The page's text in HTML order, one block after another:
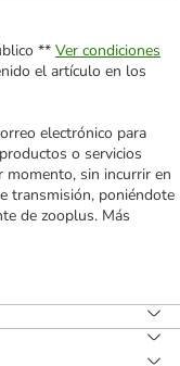
** Ver condiciones
el artículo en los
electrónico para
o servicios
momento, sin incurrir en
transmisión, poniéndote
de zooplus. Más